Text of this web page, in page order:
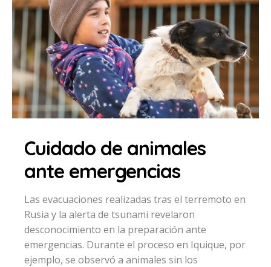
Cuidado de animales
ante emergencias
Las evacuaciones realizadas tras el terremoto en
Rusia y la alerta de tsunami revelaron
desconocimiento en la preparación ante
emergencias. Durante el proceso en Iquique, por
ejemplo, se observó a animales sin los